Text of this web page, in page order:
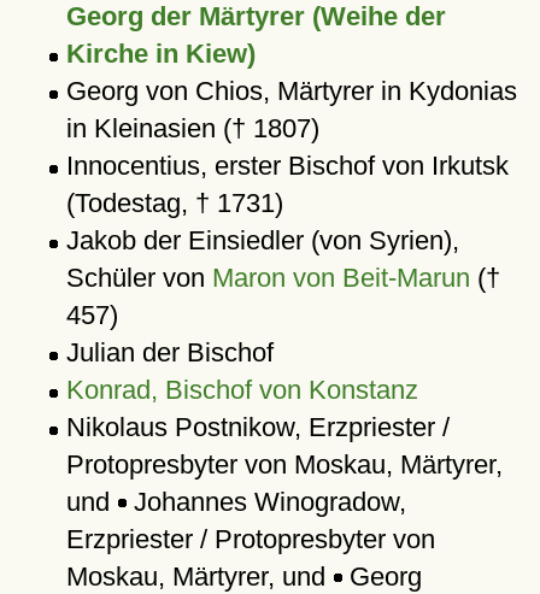
Georg der Märtyrer (Weihe der
Kirche in Kiew)
Georg von Chios, Märtyrer in Kydonias
in Kleinasien († 1807)
Innocentius, erster Bischof von Irkutsk
(Todestag, † 1731)
Jakob der Einsiedler (von Syrien),
Schüler von Maron von Beit-Marun (†
457)
Julian der Bischof
Konrad, Bischof von Konstanz
Nikolaus Postnikow, Erzpriester /
Protopresbyter von Moskau, Märtyrer,
und Johannes Winogradow,
Erzpriester / Protopresbyter von
Moskau, Märtyrer, und Georg